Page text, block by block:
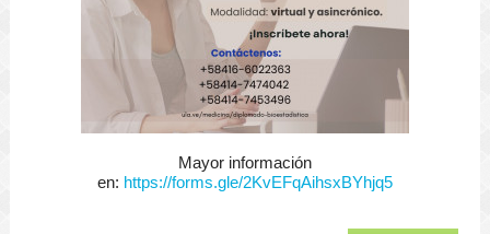
Mayor información
en: https://forms.gle/2KvEFqAihsxBYhjq5